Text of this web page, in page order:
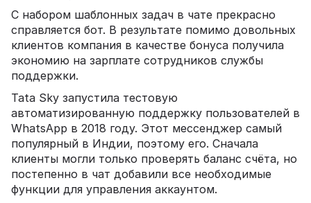
С набором шаблонных задач в чате прекрасно
справляется бот. В результате помимо довольных
клиентов компания в качестве бонуса получила
экономию на зарплате сотрудников службы
поддержки.
Tata Sky запустила тестовую
автоматизированную поддержку пользователей в
WhatsApp в 2018 году. Этот мессенджер самый
популярный в Индии, поэтому его. Сначала
клиенты могли только проверять баланс счёта, но
постепенно в чат добавили все необходимые
функции для управления аккаунтом.